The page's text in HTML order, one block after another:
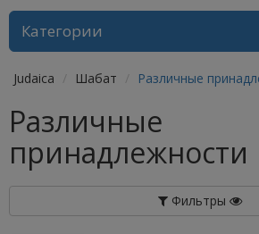
Категории
Judaica Шабат Различные
Различные
принадлежности
Фильтры